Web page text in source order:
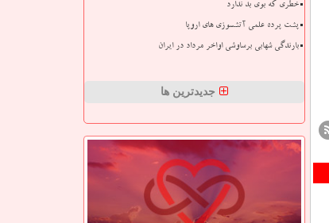
خطری که بوی بد ندارد
پشت پرده علمی آتشسوزی های اروپا
بارندگی شهابی برساوشی اواخر مرداد در ایران
جدیدترین ها